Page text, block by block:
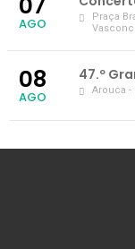
AGO Praça
08
AGO
47.º
Arouca -